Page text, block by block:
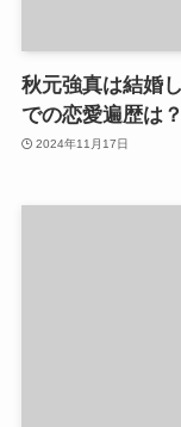
秋元強真は結婚
での恋愛遍歴は？
2024年11月17日